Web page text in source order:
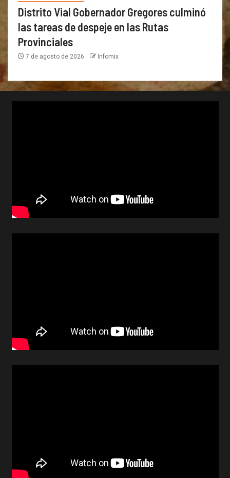
Distrito Vial Gobernador Gregores culminó
las tareas de despeje en las Rutas
Provinciales
7 de agosto de 2026 Infomix